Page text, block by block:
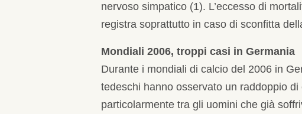
nervoso simpatico (1). L’eccesso di
registra soprattutto in caso di sconfitta
Mondiali 2006, troppi casi in Germania
Durante i mondiali di calcio del 2006 in
tedeschi hanno osservato un raddoppio
particolarmente tra gli uomini che già